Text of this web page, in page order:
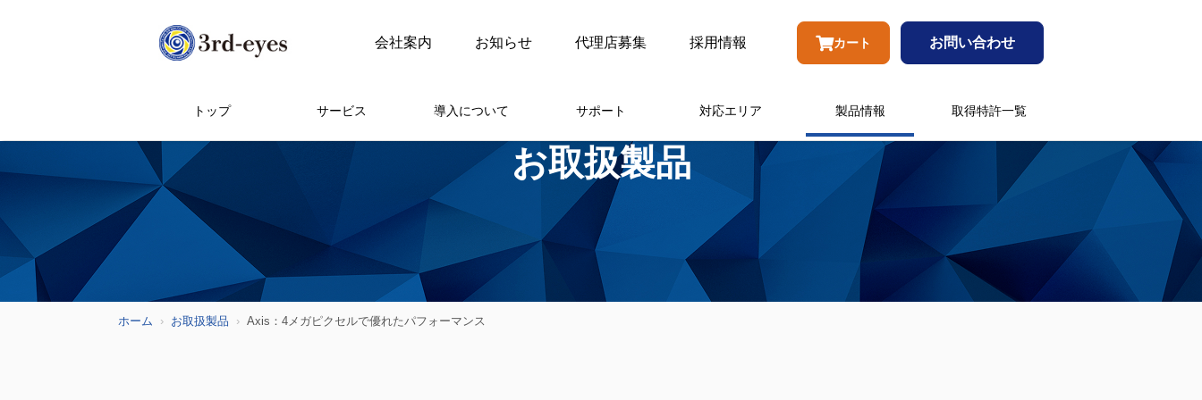
会社案内 お知らせ 代理店募集 採用情報 カート お問い合わせ
トップ サービス 導入について サポート 対応エリア 製品情報 取得特許一覧
お取扱製品
ホーム お取扱製品 Axis：4メガピクセルで優れたパフォーマンス